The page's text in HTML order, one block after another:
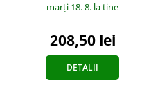
marți 18. 8. la tine
208,50 lei
DETALII